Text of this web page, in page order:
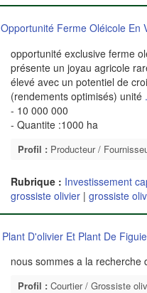
Opportunité Ferme Oléicole En
opportunité exclusive ferme
présente un joyau agricole
élevé avec un potentiel de
(rendements optimisés) unité
- 10 000 000
- Quantite :1000 ha
Profil :Producteur /
Rubrique : Investissement
grossiste olivier| grossiste
Plant D'olivier Et Plant De
nous sommes a la
Profil :Courtier / Grossiste